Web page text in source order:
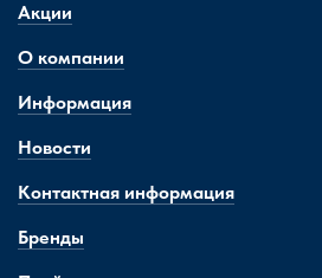
Акции
О компании
Информация
Новости
Контактная информация
Бренды